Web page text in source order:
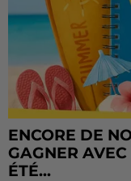
ENCORE DE
GAGNER
ÉTÉ...